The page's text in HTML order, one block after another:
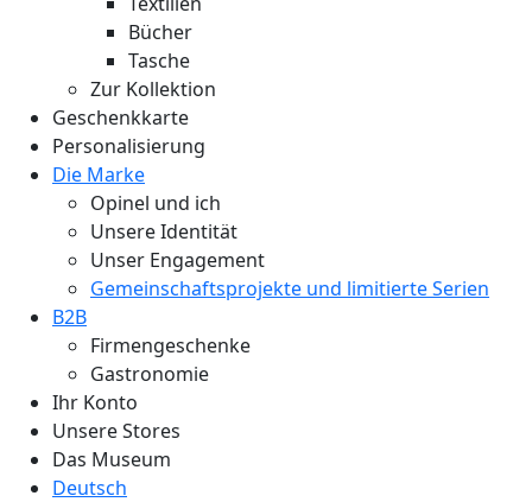
Bücher
Tasche
Zur Kollektion
Geschenkkarte
Personalisierung
Die Marke
Opinel und ich
Unsere Identität
Unser Engagement
Gemeinschaftsprojekte und limitierte Serien
B2B
Firmengeschenke
Gastronomie
Ihr Konto
Unsere Stores
Das Museum
Deutsch